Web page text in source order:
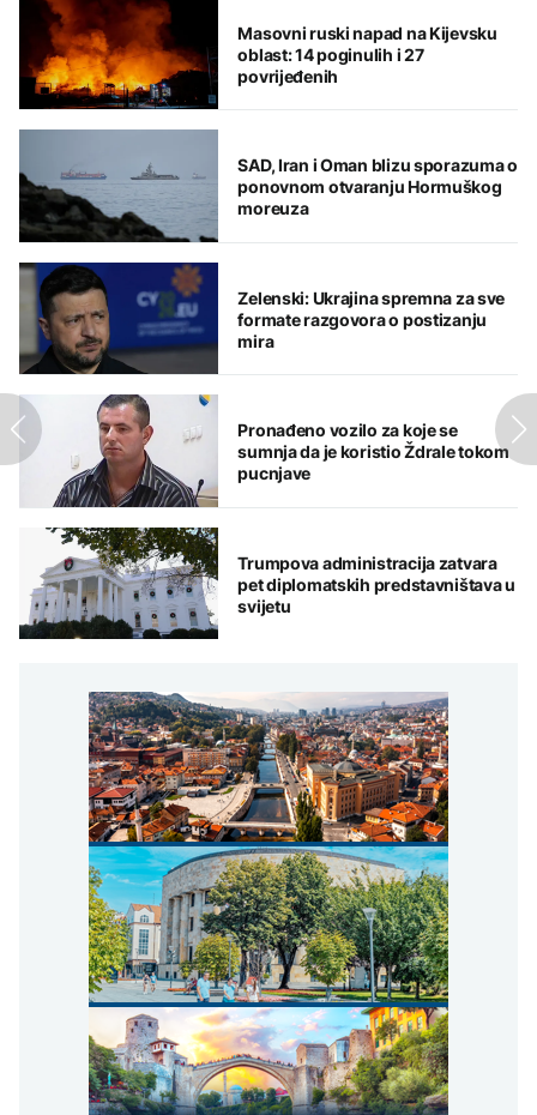
Masovni ruski napad na Kijevsku
oblast: 14 poginulih i 27
povrijeđenih
SAD, Iran i Oman blizu sporazuma o
ponovnom otvaranju Hormuškog
moreuza
Zelenski: Ukrajina spremna za sve
formate razgovora o postizanju
mira
Pronađeno vozilo za koje se
sumnja da je koristio Ždrale tokom
pucnjave
Trumpova administracija zatvara
pet diplomatskih predstavništava u
svijetu